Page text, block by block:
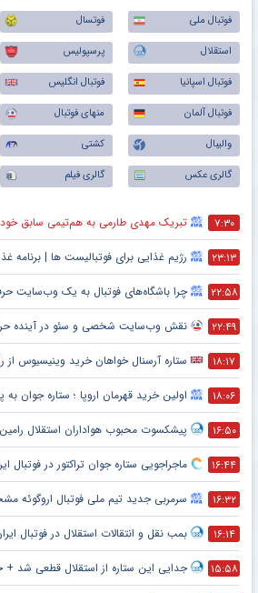
فوتبال ملی فوتسال
استقلال
پرسپولیس
فوتبال اسپانیا
فوتبال انگلیس
فوتبال آلمان
منهای فوتبال
والیبال
کشتی
گالری عکس
گالری فیلم
۷:۳۰ تبریک مهدی طارمی به هم‌تیمی سابق خود
۲۳:۱۳ رژیم غذایی برای فوتبالیست ها | برنامه غذایی + ۵
۲۲:۵۸ چرا باشگاه‌های فوتبال به یک وب‌سایت
۲۲:۴۹ نقش وب‌سایت شخصی و سئو در آینده
۱۸:۱۷ ستاره آرسنال خواهان خرید وینیسیوس از
۱۸:۰۶ اولین خرید قهرمان اروپا ؛ ستاره جوان
۱۶:۵۰ پیشکسوت محبوب هواداران استقلال رامین
۱۶:۴۴ ماجراجویی ستاره جوان تراکتور در فوتبال
۱۶:۳۲ سرمربی جدید تیم ملی فوتبال اروگوئه
۱۶:۱۴ بمب نقل و انتقالات استقلال در فوتبال
۱۵:۵۸ جدایی این ستاره از استقلال قطعی شد +